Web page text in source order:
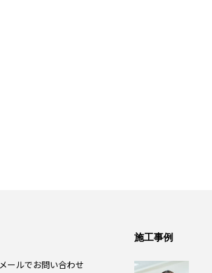
メールでお問い合わせ
施工事例